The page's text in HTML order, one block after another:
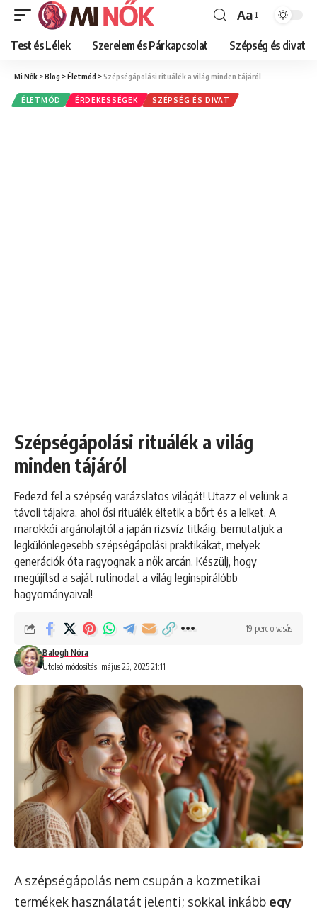
Font
Resizer
Aa
Test és Lélek Szerelem és Párkapcsolat Szépség és divat
Mi Nők >Blog >Életmód >Szépségápolási rituálék a világ minden tájáról
ÉLETMÓD ÉRDEKESSÉGEK SZÉPSÉG ÉS DIVAT
Szépségápolási rituálék a világ
minden tájáról
Fedezd fel a szépség varázslatos világát! Utazz el velünk a
távoli tájakra, ahol ősi rituálék éltetik a bőrt és a lelket. A
marokkói argánolajtól a japán rizsvíz titkáig, bemutatjuk a
legkülönlegesebb szépségápolási praktikákat, melyek
generációk óta ragyognak a nők arcán. Készülj, hogy
megújítsd a saját rutinodat a világ leginspirálóbb
hagyományaival!
Utolsó módosítás: május 25, 2025 21:11
Balogh Nóra
19 perc olvasás
A szépségápolás nem csupán a kozmetikai
termékek használatát jelenti; sokkal inkább egy